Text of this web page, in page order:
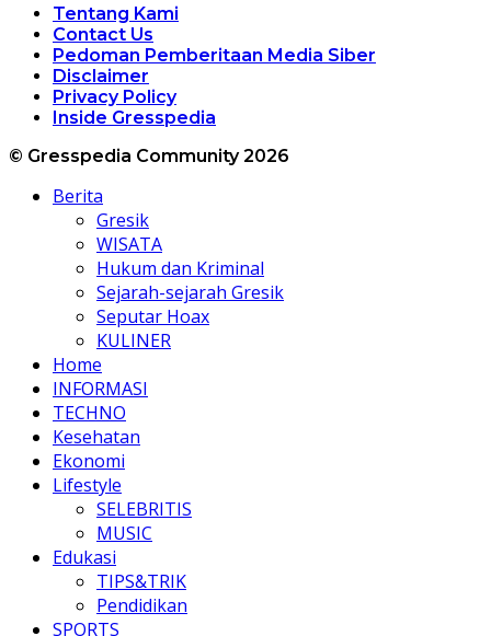
Tentang Kami
Contact Us
Pedoman Pemberitaan Media Siber
Disclaimer
Privacy Policy
Inside Gresspedia
© Gresspedia Community 2026
Berita
Gresik
WISATA
Hukum dan Kriminal
Sejarah-sejarah Gresik
Seputar Hoax
KULINER
Home
INFORMASI
TECHNO
Kesehatan
Ekonomi
Lifestyle
SELEBRITIS
MUSIC
Edukasi
TIPS&TRIK
Pendidikan
SPORTS